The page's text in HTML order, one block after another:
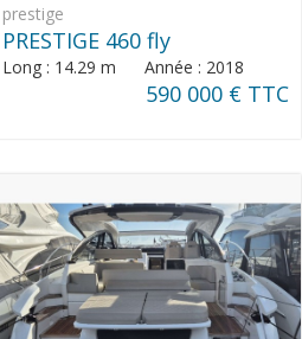
prestige
PRESTIGE 460 fly
Long : 14.29 m Année : 2018
590 000 € TTC